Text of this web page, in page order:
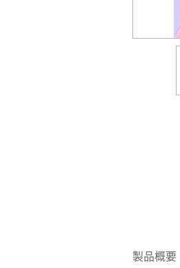
製品概要